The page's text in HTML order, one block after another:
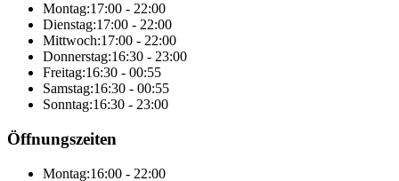
Montag:17:00 - 22:00
Dienstag:17:00 - 22:00
Mittwoch:17:00 - 22:00
Donnerstag:16:30 - 23:00
Freitag:16:30 - 00:55
Samstag:16:30 - 00:55
Sonntag:16:30 - 23:00
Öffnungszeiten
Montag:16:00 - 22:00